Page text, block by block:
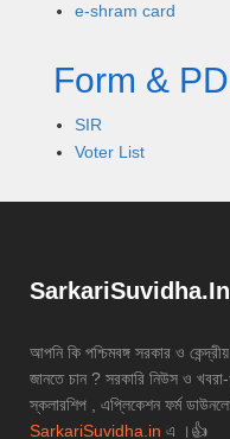
e-shram card
Form &
SIR
Voter List
আপনি কি পশ্চিমবঙ্গ সরকার ও
জানতে চান ? সরকারি নিউস ও
স্কলারশিপ , এপ্লিকেশন ফর্ম
SarkariSuvidha.in এ ।👍